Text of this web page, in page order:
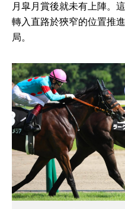
月皐月賞後就未有上陣。
轉入直路於狹窄的位置推
局。